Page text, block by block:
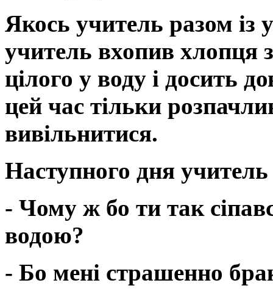
Якось учитель разом із
учитель вхопив хлопця
цілого у воду і досить
цей час тільки
вивільнитися.
Наступного дня
- Чому ж бо ти так
водою?
- Бо мені страшенно